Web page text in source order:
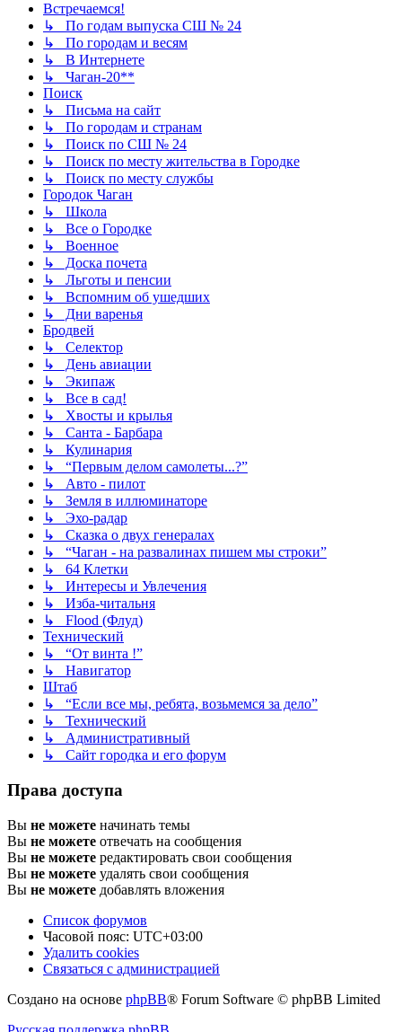
Встречаемся!
↳ По годам выпуска СШ № 24
↳ По городам и весям
↳ В Интернете
↳ Чаган-20**
Поиск
↳ Письма на сайт
↳ По городам и странам
↳ Поиск по СШ № 24
↳ Поиск по месту жительства в Городке
↳ Поиск по месту службы
Городок Чаган
↳ Школа
↳ Все о Городке
↳ Военное
↳ Доска почета
↳ Льготы и пенсии
↳ Вспомним об ушедших
↳ Дни варенья
Бродвей
↳ Селектор
↳ День авиации
↳ Экипаж
↳ Все в сад!
↳ Хвосты и крылья
↳ Санта - Барбара
↳ Кулинария
↳ “Первым делом самолеты...?”
↳ Авто - пилот
↳ Земля в иллюминаторе
↳ Эхо-радар
↳ Сказка о двух генералах
↳ “Чаган - на развалинах пишем мы строки”
↳ 64 Клетки
↳ Интересы и Увлечения
↳ Изба-читальня
↳ Flood (Флуд)
Технический
↳ “От винта !”
↳ Навигатор
Штаб
↳ “Если все мы, ребята, возьмемся за дело”
↳ Технический
↳ Административный
↳ Сайт городка и его форум
Права доступа
Вы не можете начинать темы
Вы не можете отвечать на сообщения
Вы не можете редактировать свои сообщения
Вы не можете удалять свои сообщения
Вы не можете добавлять вложения
Список форумов
Часовой пояс: UTC+03:00
Удалить cookies
Связаться с администрацией
Создано на основе phpBB® Forum Software © phpBB Limited